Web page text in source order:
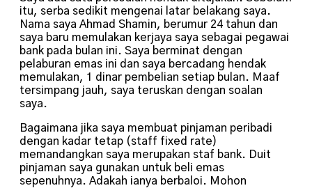
itu, serba sedikit mengenai latar belakang saya.
Nama saya Ahmad Shamin, berumur 24 tahun dan
saya baru memulakan kerjaya saya sebagai pegawai
bank pada bulan ini. Saya berminat dengan
pelaburan emas ini dan saya bercadang hendak
memulakan, 1 dinar pembelian setiap bulan. Maaf
tersimpang jauh, saya teruskan dengan soalan
saya.
Bagaimana jika saya membuat pinjaman peribadi
dengan kadar tetap (staff fixed rate)
memandangkan saya merupakan staf bank. Duit
pinjaman saya gunakan untuk beli emas
sepenuhnya. Adakah ianya berbaloi. Mohon